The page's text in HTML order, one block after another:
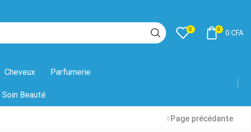
0 0 0 CFA
Cheveux Parfumerie
Beauté
Page précédante